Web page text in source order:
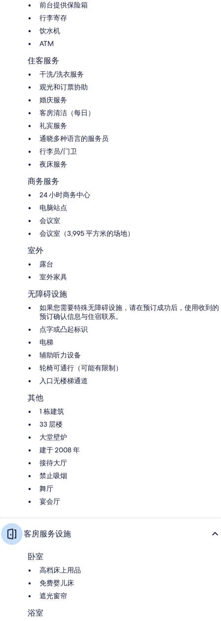
前台提供保险箱
行李寄存
饮水机
ATM
住客服务
干洗/洗衣服务
观光和订票协助
婚庆服务
客房清洁（每日）
礼宾服务
通晓多种语言的服务员
行李员/门卫
夜床服务
商务服务
24 小时商务中心
电脑站点
会议室
会议室（3,995 平方米的场地）
室外
露台
室外家具
无障碍设施
如果您需要特殊无障碍设施，请在预订成功后，使用收到的
预订确认信息与住宿联系。
点字或凸起标识
电梯
辅助听力设备
轮椅可通行（可能有限制）
入口无楼梯通道
其他
1 栋建筑
33 层楼
大堂壁炉
建于 2008 年
接待大厅
禁止吸烟
舞厅
宴会厅
客房服务设施
卧室
高档床上用品
免费婴儿床
遮光窗帘
浴室